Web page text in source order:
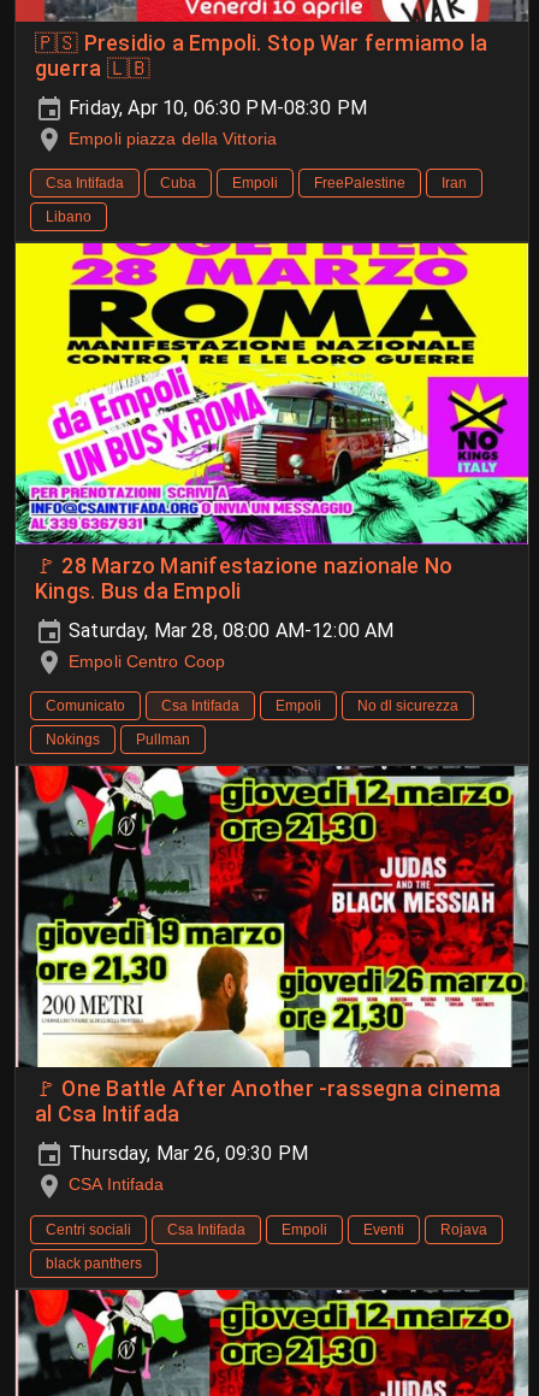
🇵🇸 Presidio a Empoli. Stop War fermiamo la
guerra 🇱🇧
Friday, Apr 10, 06:30 PM-08:30 PM
Empoli piazza della Vittoria
Csa Intifada Cuba Empoli FreePalestine
Iran
Libano
🚩 28 Marzo Manifestazione nazionale No
Kings. Bus da Empoli
Saturday, Mar 28, 08:00 AM-12:00 AM
Empoli Centro Coop
Comunicato Csa Intifada Empoli
No dl sicurezza
Nokings
Pullman
🚩 One Battle After Another -rassegna cinema
al Csa Intifada
Thursday, Mar 26, 09:30 PM
CSA Intifada
Centri sociali Csa Intifada Empoli Eventi
Rojava
black panthers